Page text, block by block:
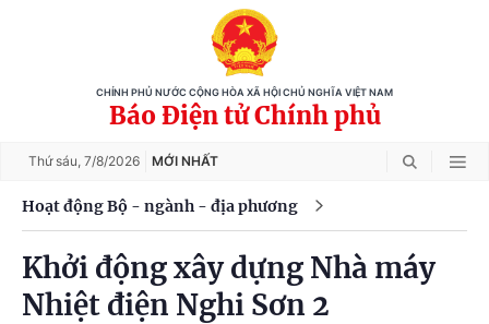
CHÍNH PHỦ NƯỚC CỘNG HÒA XÃ HỘI CHỦ NGHĨA VIỆT NAM
Báo Điện tử Chính phủ
Thứ sáu, 7/8/2026 MỚI NHẤT
Hoạt động Bộ - ngành - địa phương
Khởi động xây dựng Nhà máy
Nhiệt điện Nghi Sơn 2